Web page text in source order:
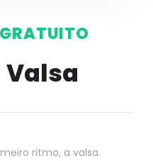
Valsa
ritmo, a valsa.